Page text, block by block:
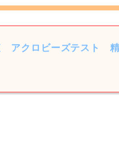
アクロビーズテスト